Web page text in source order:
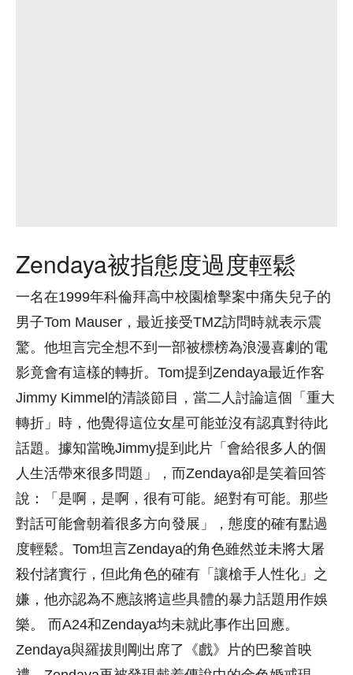
Zendaya被指態度過度輕鬆
一名在1999年科倫拜高中校園槍擊案中痛失兒子的
男子Tom Mauser，最近接受TMZ訪問時就表示震
驚。他坦言完全想不到一部被標榜為浪漫喜劇的電
影竟會有這樣的轉折。Tom提到Zendaya最近作客
Jimmy Kimmel的清談節目，當二人討論這個「重大
轉折」時，他覺得這位女星可能並沒有認真對待此
話題。據知當晚Jimmy提到此片「會給很多人的個
人生活帶來很多問題」，而Zendaya卻是笑着回答
說：「是啊，是啊，很有可能。絕對有可能。那些
對話可能會朝着很多方向發展」，態度的確有點過
度輕鬆。Tom坦言Zendaya的角色雖然並未將大屠
殺付諸實行，但此角色的確有「讓槍手人性化」之
嫌，他亦認為不應該將這些具體的暴力話題用作娛
樂。 而A24和Zendaya均未就此事作出回應。
Zendaya與羅拔則剛出席了《戲》片的巴黎首映